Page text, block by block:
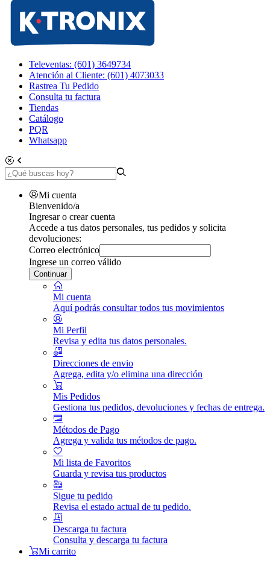
Televentas: (601) 3649734
Atención al Cliente: (601) 4073033
Rastrea Tu Pedido
Consulta tu factura
Tiendas
Catálogo
PQR
Whatsapp
Mi cuenta
Bienvenido/a
Ingresar o crear cuenta
Accede a tus datos personales, tus pedidos y solicita
devoluciones:
Correo electrónico
Ingrese un correo válido
Continuar
Mi cuenta
Aquí podrás consultar todos tus movimientos
Mi Perfil
Revisa y edita tus datos personales.
Direcciones de envio
Agrega, edita y/o elimina una dirección
Mis Pedidos
Gestiona tus pedidos, devoluciones y fechas de entrega.
Métodos de Pago
Agrega y valida tus métodos de pago.
Mi lista de Favoritos
Guarda y revisa tus productos
Sigue tu pedido
Revisa el estado actual de tu pedido.
Descarga tu factura
Consulta y descarga tu factura
Mi carrito